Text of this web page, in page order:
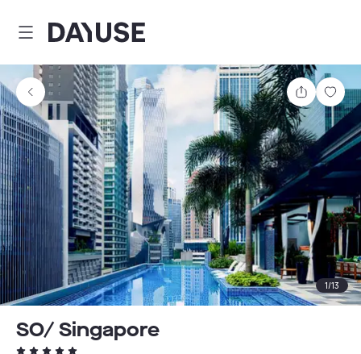
Dayuse
1/13
SO/ Singapore